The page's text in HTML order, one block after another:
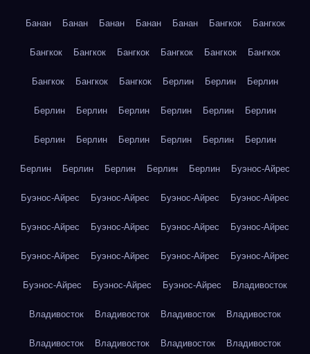
Банан Банан Банан Банан Банан Бангкок Бангкок
Бангкок Бангкок Бангкок Бангкок Бангкок Бангкок
Бангкок Бангкок Бангкок Берлин Берлин Берлин
Берлин Берлин Берлин Берлин Берлин Берлин
Берлин Берлин Берлин Берлин Берлин Берлин
Берлин Берлин Берлин Берлин Берлин Буэнос-Айрес
Буэнос-Айрес Буэнос-Айрес Буэнос-Айрес Буэнос-Айрес
Буэнос-Айрес Буэнос-Айрес Буэнос-Айрес Буэнос-Айрес
Буэнос-Айрес Буэнос-Айрес Буэнос-Айрес Буэнос-Айрес
Буэнос-Айрес Буэнос-Айрес Буэнос-Айрес Владивосток
Владивосток Владивосток Владивосток Владивосток
Владивосток Владивосток Владивосток Владивосток